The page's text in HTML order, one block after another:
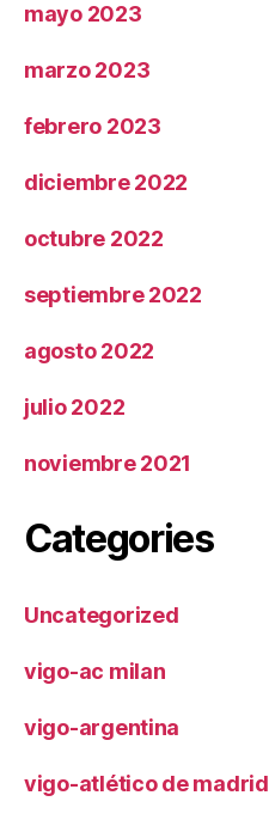
mayo 2023
marzo 2023
febrero 2023
diciembre 2022
octubre 2022
septiembre 2022
agosto 2022
julio 2022
noviembre 2021
Categories
Uncategorized
vigo-ac milan
vigo-argentina
vigo-atlético de madrid